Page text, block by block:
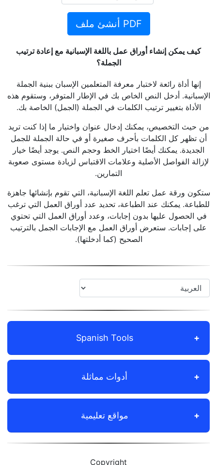
PDF أنشئ ملف
كيف يمكن إنشاء أوراق عمل باللغة الإسبانية مع إعادة ترتيب
الجملة؟
إنها أداة رائعة لاختبار معرفة المتعلمين الإسبان ببنية الجملة
الإسبانية. أدخل النص الخاص بك في الإطار المتوفر، وستقوم هذه
الأداة بتغيير ترتيب الكلمات في الجملة (الجمل) الخاصة بك.
من حيث التخصيص، يمكنك إدخال عنوان واختيار ما إذا كنت تريد
أن تظهر كل الكلمات بأحرف صغيرة أو في حالة الجملة للجمل
الجديدة. يمكنك أيضًا اختيار الخط وحجم النص. يوجد أيضًا خيار
لإزالة الفواصل الأصلية وعلامات الاقتباس لزيادة مستوى صعوبة
التمارين.
ستكون ورقة عمل تعلم اللغة الإسبانية، التي تقوم بإنشائها جاهزة
للطباعة. يمكنك عند الطباعة، تحديد عدد أوراق العمل التي ترغب
في الحصول عليها بدون إجابات، وعدد أوراق العمل التي تحتوي
على إجابات. ستعرض أوراق العمل مع الإجابات الجمل بالترتيب
الصحيح (كما أدخلتها).
Spanish Tools
أدوات مماثلة
مواقع تعليمية
Copyright